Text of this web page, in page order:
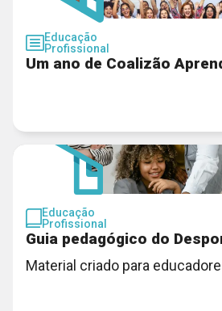
Educação
Profissional
Um ano de Coalizão
Educação
Profissional
Guia pedagógico do
Material criado para